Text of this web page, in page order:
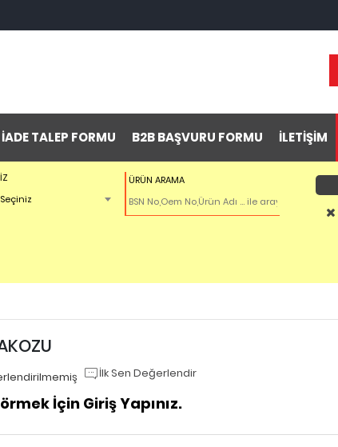
TALEP FORMU B2B BAŞVURU FORMU İLETİŞİM
ÜRÜN ARAMA
İlk Sen Değerlendir
İçin Giriş Yapınız.